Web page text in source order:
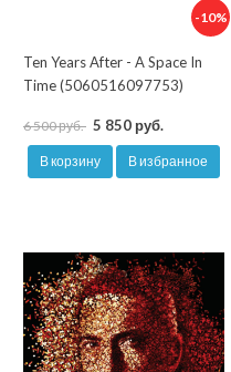
-10%
Ten Years After - A Space In
Time (5060516097753)
6 500 руб. 5 850 руб.
В корзину В избранное